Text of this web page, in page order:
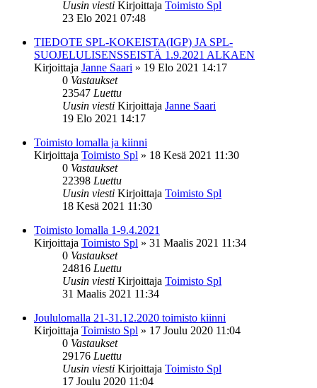
Uusin viesti Kirjoittaja Toimisto Spl
23 Elo 2021 07:48
TIEDOTE SPL-KOKEISTA(IGP) JA SPL-
SUOJELULISENSSEISTÄ 1.9.2021 ALKAEN
Kirjoittaja Janne Saari » 19 Elo 2021 14:17
0 Vastaukset
23547 Luettu
Uusin viesti Kirjoittaja Janne Saari
19 Elo 2021 14:17
Toimisto lomalla ja kiinni
Kirjoittaja Toimisto Spl » 18 Kesä 2021 11:30
0 Vastaukset
22398 Luettu
Uusin viesti Kirjoittaja Toimisto Spl
18 Kesä 2021 11:30
Toimisto lomalla 1-9.4.2021
Kirjoittaja Toimisto Spl » 31 Maalis 2021 11:34
0 Vastaukset
24816 Luettu
Uusin viesti Kirjoittaja Toimisto Spl
31 Maalis 2021 11:34
Joululomalla 21-31.12.2020 toimisto kiinni
Kirjoittaja Toimisto Spl » 17 Joulu 2020 11:04
0 Vastaukset
29176 Luettu
Uusin viesti Kirjoittaja Toimisto Spl
17 Joulu 2020 11:04